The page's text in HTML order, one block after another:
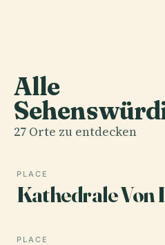
Alle
27 Orte zu entdecken
PLACE
Kathedrale Von
PLACE